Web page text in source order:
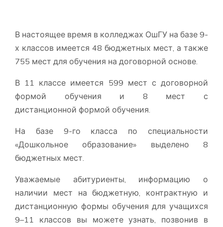
В настоящее время в колледжах ОшГУ на базе 9-
х классов имеется 48 бюджетных мест, а также
755 мест для обучения на договорной основе.
В 11 классе имеется 599 мест с договорной
формой обучения и 8 мест с
дистанционной формой обучения.
На базе 9-го класса по специальности
«Дошкольное образование» выделено 8
бюджетных мест.
Уважаемые абитуриенты, информацию о
наличии мест на бюджетную, контрактную и
дистанционную формы обучения для учащихся
9–11 классов вы можете узнать, позвонив в